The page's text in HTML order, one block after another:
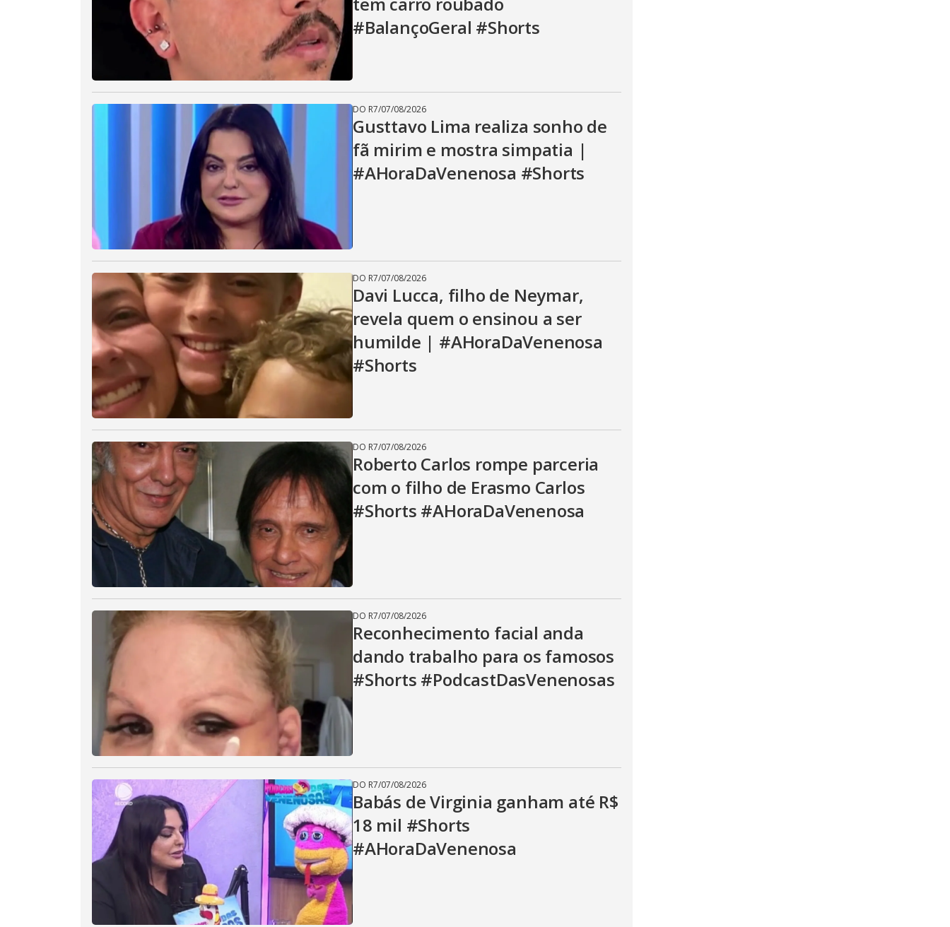
#BalançoGeral #Shorts
DO R7/07/08/2026
Gusttavo Lima realiza sonho de
fã mirim e mostra simpatia |
#AHoraDaVenenosa #Shorts
DO R7/07/08/2026
Davi Lucca, filho de Neymar,
revela quem o ensinou a ser
humilde | #AHoraDaVenenosa
#Shorts
DO R7/07/08/2026
Roberto Carlos rompe parceria
com o filho de Erasmo Carlos
#Shorts #AHoraDaVenenosa
DO R7/07/08/2026
Reconhecimento facial anda
dando trabalho para os famosos
#Shorts #PodcastDasVenenosas
DO R7/07/08/2026
Babás de Virginia ganham até R$
18 mil #Shorts
#AHoraDaVenenosa